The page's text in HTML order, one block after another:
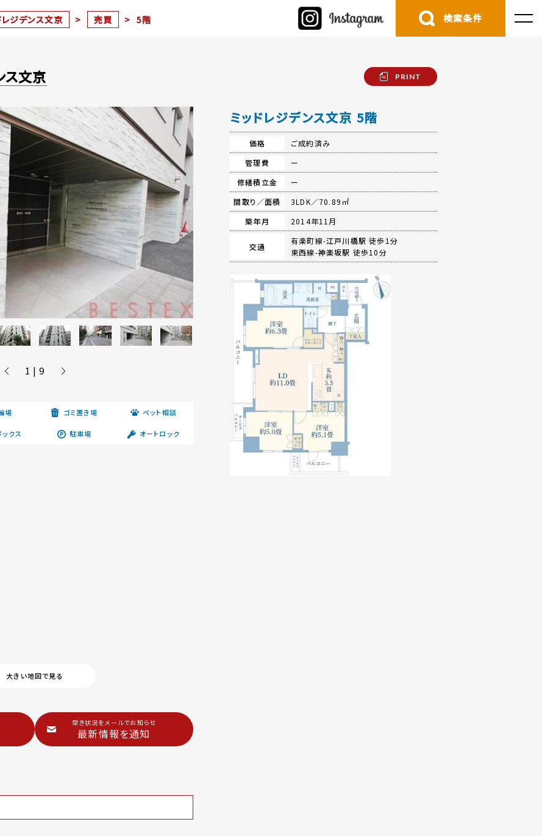
レジデンス文京 > 売買 > 5階 検索条件
ス文京 PRINT
1 | 9
場 ゴミ置き場 ペット相談
クス 駐車場 オートロック
大きい地図で見る
空き状況をメールでお知らせ
最新情報を通知
ミッドレジデンス文京 5階
価格
ご成約済み
管理費
ー
修繕積立金
ー
間取り／面積
3LDK／70.89㎡
築年月
2014年11月
交通
有楽町線-江戸川橋駅 徒歩1分
東西線-神楽坂駅 徒歩10分